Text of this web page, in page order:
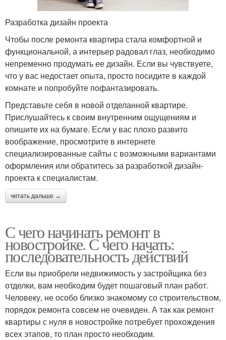
Разработка дизайн проекта
Чтобы после ремонта квартира стала комфортной и
функциональной, а интерьер радовал глаз, необходимо
непременно продумать ее дизайн. Если вы чувствуете,
что у вас недостает опыта, просто посидите в каждой
комнате и попробуйте пофантазировать.
Представьте себя в новой отделанной квартире.
Прислушайтесь к своим внутренним ощущениям и
опишите их на бумаге. Если у вас плохо развито
воображение, просмотрите в интернете
специализированные сайты с возможными вариантами
оформления или обратитесь за разработкой дизайн-
проекта к специалистам.
читать дальше →
С чего начинать ремонт в
новостройке. С чего начать:
последовательность действий
Если вы приобрели недвижимость у застройщика без
отделки, вам необходим будет пошаговый план работ.
Человеку, не особо близко знакомому со строительством,
порядок ремонта совсем не очевиден. А так как ремонт
квартиры с нуля в новостройке потребует прохождения
всех этапов, то план просто необходим.